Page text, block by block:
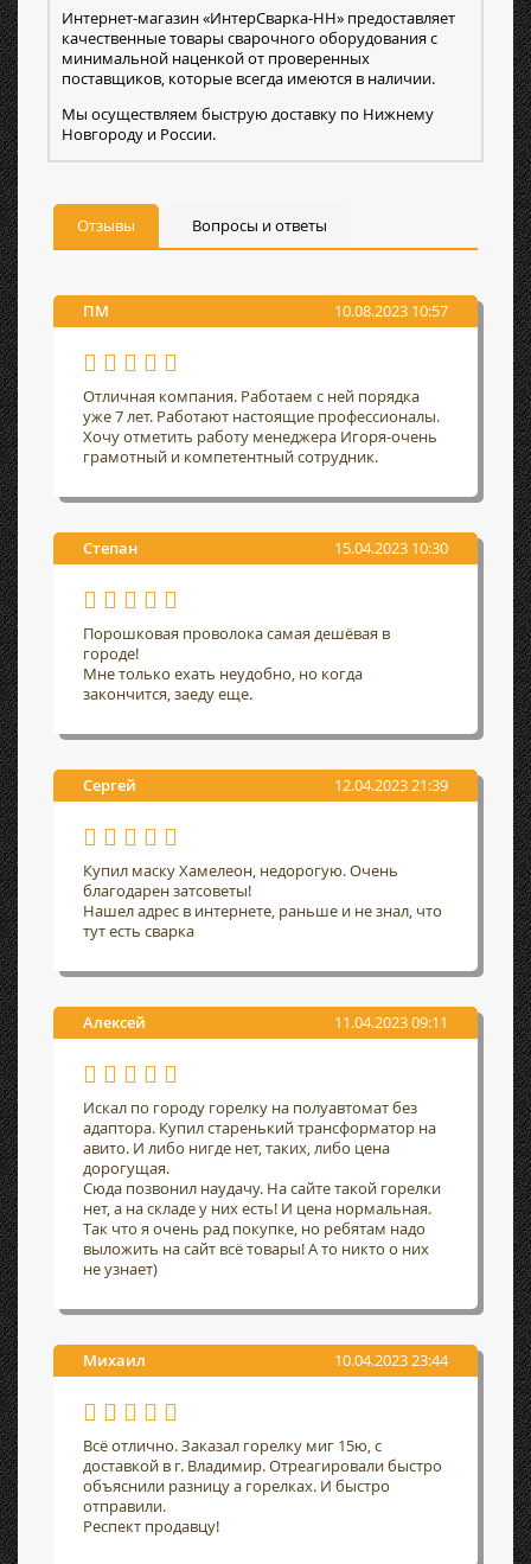
Интернет-магазин «ИнтерСварка-НН» предоставляет
качественные товары сварочного оборудования с
минимальной наценкой от проверенных
поставщиков, которые всегда имеются в наличии.
Мы осуществляем быструю доставку по Нижнему
Новгороду и России.
Отзывы Вопросы и ответы
ПМ 10.08.2023 10:57
Отличная компания. Работаем с ней порядка
уже 7 лет. Работают настоящие профессионалы.
Хочу отметить работу менеджера Игоря-очень
грамотный и компетентный сотрудник.
Степан 15.04.2023 10:30
Порошковая проволока самая дешёвая в
городе!
Мне только ехать неудобно, но когда
закончится, заеду еще.
Сергей 12.04.2023 21:39
Купил маску Хамелеон, недорогую. Очень
благодарен затсоветы!
Нашел адрес в интернете, раньше и не знал, что
тут есть сварка
Алексей 11.04.2023 09:11
Искал по городу горелку на полуавтомат без
адаптора. Купил старенький трансформатор на
авито. И либо нигде нет, таких, либо цена
дорогущая.
Сюда позвонил наудачу. На сайте такой горелки
нет, а на складе у них есть! И цена нормальная.
Так что я очень рад покупке, но ребятам надо
выложить на сайт всё товары! А то никто о них
не узнает)
Михаил 10.04.2023 23:44
Всё отлично. Заказал горелку миг 15ю, с
доставкой в г. Владимир. Отреагировали быстро
объяснили разницу а горелках. И быстро
отправили.
Респект продавцу!